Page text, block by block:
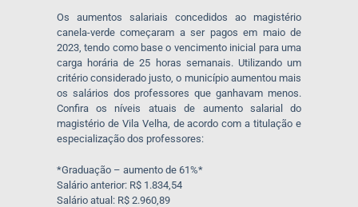
Os aumentos salariais concedidos ao magistério
canela-verde começaram a ser pagos em maio de
2023, tendo como base o vencimento inicial para uma
carga horária de 25 horas semanais. Utilizando um
critério considerado justo, o município aumentou mais
os salários dos professores que ganhavam menos.
Confira os níveis atuais de aumento salarial do
magistério de Vila Velha, de acordo com a titulação e
especialização dos professores:
*Graduação – aumento de 61%*
Salário anterior: R$ 1.834,54
Salário atual: R$ 2.960,89